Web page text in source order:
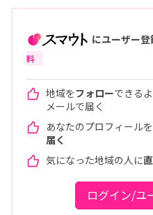
にユーザー登
料
地域をフォローできるよ
メールで届く
あなたのプロフィール
届く
気になった地域の人に
ログイン/ユ